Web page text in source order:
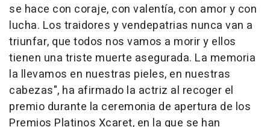
se hace con coraje, con valentía, con amor y con
lucha. Los traidores y vendepatrias nunca van a
triunfar, que todos nos vamos a morir y ellos
tienen una triste muerte asegurada. La memoria
la llevamos en nuestras pieles, en nuestras
cabezas", ha afirmado la actriz al recoger el
premio durante la ceremonia de apertura de los
Premios Platinos Xcaret, en la que se han